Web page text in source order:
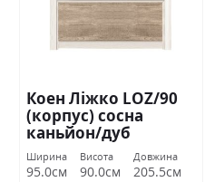
Коен Ліжко LOZ/90
(корпус) сосна
каньйон/дуб
корабельний БРВ
Україна
Ширина
95.0см
Висота
90.0см
Довжина
205.5см